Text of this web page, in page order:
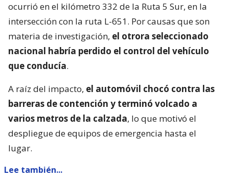
ocurrió en el kilómetro 332 de la Ruta 5 Sur, en la
intersección con la ruta L-651. Por causas que son
materia de investigación, el otrora seleccionado
nacional habría perdido el control del vehículo
que conducía.
A raíz del impacto, el automóvil chocó contra las
barreras de contención y terminó volcado a
varios metros de la calzada, lo que motivó el
despliegue de equipos de emergencia hasta el
lugar.
Lee también...